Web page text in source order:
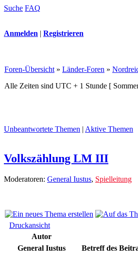
Suche FAQ
Anmelden | Registrieren
Foren-Übersicht » Länder-Foren »
Alle Zeiten sind UTC + 1 Stunde [
Unbeantwortete Themen | Aktive Themen
Volkszählung LM III
Moderatoren: General Iustus, Spielleitung
Druckansicht
Autor
General Iustus
Betreff des